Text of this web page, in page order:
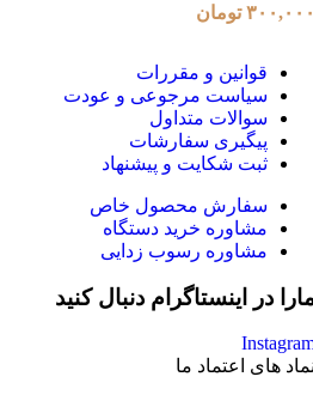
تومان
قوانین و مقررات
سیاست مرجوعی و عودت
سوالات متداول
پیگیری سفارشات
ثبت شکایت و پیشنهاد
سفارش محصول خاص
مشاوره خرید دستگاه
مشاوره رسوب زدایی
در اینستاگرام دنبال کنید
های اعتماد ما